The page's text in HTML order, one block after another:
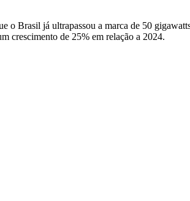
Brasil já ultrapassou a marca de 50
crescimento de 25% em relação a 2024.